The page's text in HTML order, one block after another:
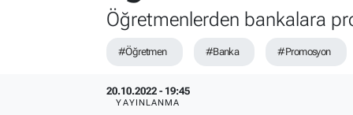
Öğretmenlerden bankalara
#Öğretmen #Banka #Promosyon
20.10.2022 - 19:45
YAYINLANMA
UZMAN ÖĞRETMENLİK
Tüm Manşetler
Haber Arşivi